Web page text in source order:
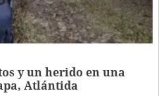
y un herido en una
Atlántida